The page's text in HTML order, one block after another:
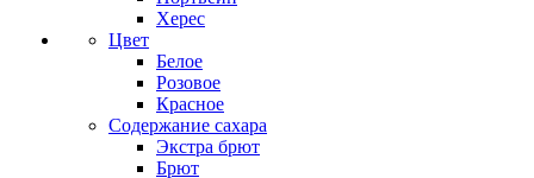
Херес
Цвет
Белое
Розовое
Красное
Содержание сахара
Экстра брют
Брют